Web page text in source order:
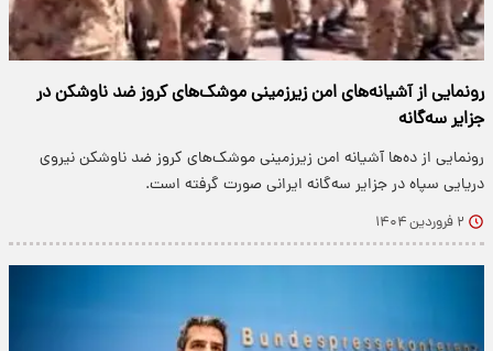
رونمایی از آشیانه‌های امن زیرزمینی موشک‌های کروز ضد ناوشکن در
جزایر سه‌گانه
رونمایی از ده‌ها آشیانه امن زیرزمینی موشک‌های کروز ضد ناوشکن نیروی
دریایی سپاه در جزایر سه‌گانه ایرانی صورت گرفته است.
۲ فروردین ۱۴۰۴